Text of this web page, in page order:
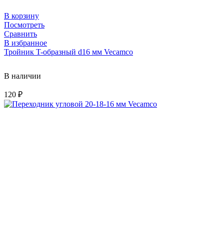
В корзину
Посмотреть
Сравнить
В избранное
Тройник T-образный d16 мм Vecamco
В наличии
120 ₽